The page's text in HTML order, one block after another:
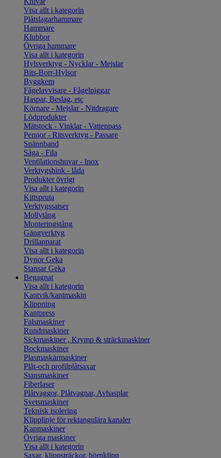
Visa allt i kategorin
Plåtslagarhammare
Hammare
Klubbor
Övriga hammare
Visa allt i kategorin
Hylsverktyg - Nycklar - Mejslar
Bits-Borr-Hylsor
Byggkem
Fågelavvisare - Fågelpiggar
Haspar, Beslag, etc
Körnare - Mejslar - Nitdragare
Lödprodukter
Mätstock - Vinklar - Vattenpass
Pennor - Ritsverktyg - Passare
Spännband
Såga - Fila
Ventilationshuvar - Inox
Verktygshink - låda
Produkter övrigt
Visa allt i kategorin
Kittspruta
Verktygssatser
Mollytång
Monteringstång
Gängverktyg
Drillapparat
Visa allt i kategorin
Dynor Geka
Stansar Geka
Begagnat
Visa allt i kategorin
Kantvik/kantmaskin
Klippning
Kantpress
Falsmaskiner
Rundmaskiner
Sickmaskiner , Krymp & sträckmaskiner
Bockmaskiner
Plasmaskärmaskiner
Plåt-och profilplåtsaxar
Stansmaskiner
Fiberlaser
Plåtvaggor, Plåtvagnar, Avhasplar
Svetsmaskiner
Teknisk isolering
Klipplinje för rektangulära kanaler
Kapmaskiner
Övriga maskiner
Visa allt i kategorin
Saxar, klippsträckor, hörnklipp